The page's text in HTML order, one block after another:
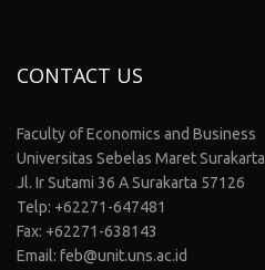
CONTACT US
Faculty of Economics and Business
Universitas Sebelas Maret Surakarta
Jl. Ir Sutami 36 A Surakarta 57126
Telp: +62271-647481
Fax: +62271-638143
Email: feb@unit.uns.ac.id